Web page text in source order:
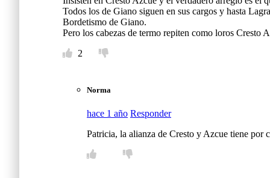
Todos los de Giano siguen en sus cargos y hasta
Bordetismo de Giano.
Pero los cabezas de termo repiten como loros Cresto
2
Norma
hace 1 año Responder
Patricia, la alianza de Cresto y Azcue tiene